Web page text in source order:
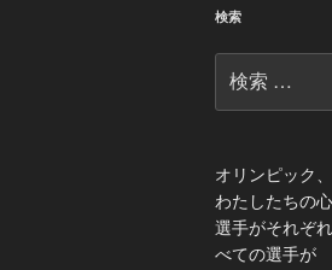
検索
索:
オリンピック
わたしたちの
選手がそれぞ
べての選手が